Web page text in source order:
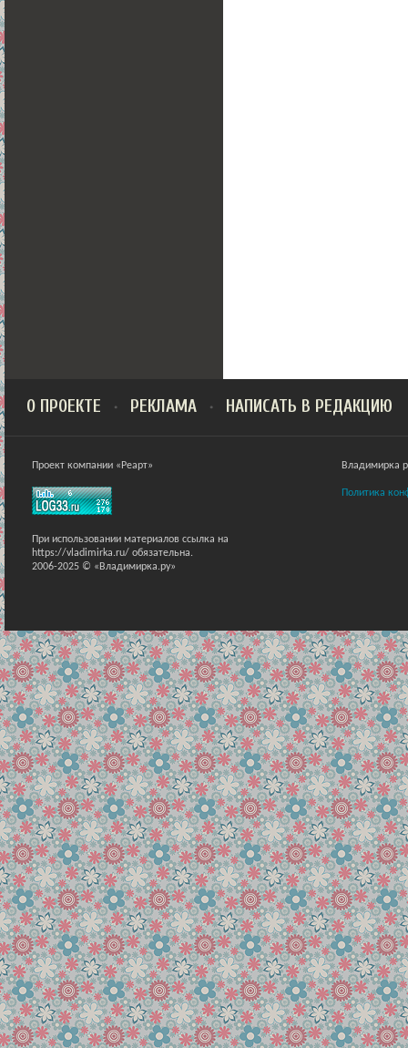
О ПРОЕКТЕ РЕКЛАМА НАПИСАТЬ В РЕДАКЦИЮ
Проект компании «Реарт»
При использовании материалов ссылка на
https://vladimirka.ru/ обязательна.
2006-2025 © «Владимирка.ру»
Владимирка
Политика